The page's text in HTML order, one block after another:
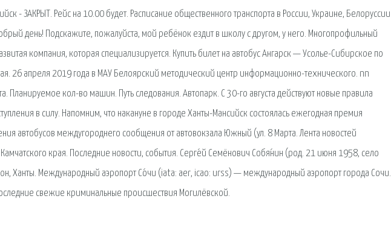
- ЗАКРЫТ. Рейс на 10.00 будет. Расписание общественного транспорта в России, Украине, Белоруссии
день! Подскажите, пожалуйста, мой ребёнок ездит в школу с другом, у него. Многопрофильный
компания, которая специализируется. Купить билет на автобус Ангарск — Усолье-Сибирское по
26 апреля 2019 года в МАУ Белоярский методический центр информационно-технического. nn
кол-во машин. Путь следования. Автопарк. С 30-го августа действуют новые правила
в силу. Напомним, что накануне в городе Ханты-Мансийск состоялась ежегодная премия
автобусов междугороднего сообщения от автовокзала Южный (ул. 8 Марта. Лента новостей
Камчатского края. Последние новости, события. Серге́й Семёнович Собя́нин (род. 21 июня 1958, село
Ханты. Международный аэропорт Со́чи (iata: aer, icao: urss) — международный аэропорт города Сочи.
свежие криминальные происшествия Могилёвcкой.